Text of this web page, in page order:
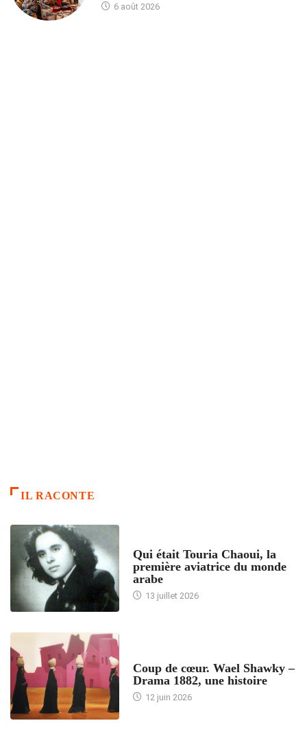
6 août 2026
IL RACONTE
Qui était Touria Chaoui, la
première aviatrice du monde
arabe
13 juillet 2026
Coup de cœur. Wael Shawky –
Drama 1882, une histoire
12 juin 2026